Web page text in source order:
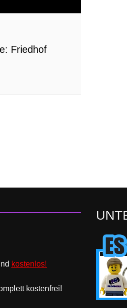
Friedhof
kostenlos!
kostenfrei!